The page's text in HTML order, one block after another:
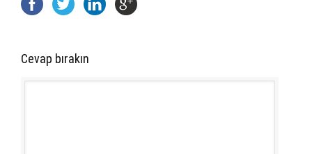
Cevap bırakın